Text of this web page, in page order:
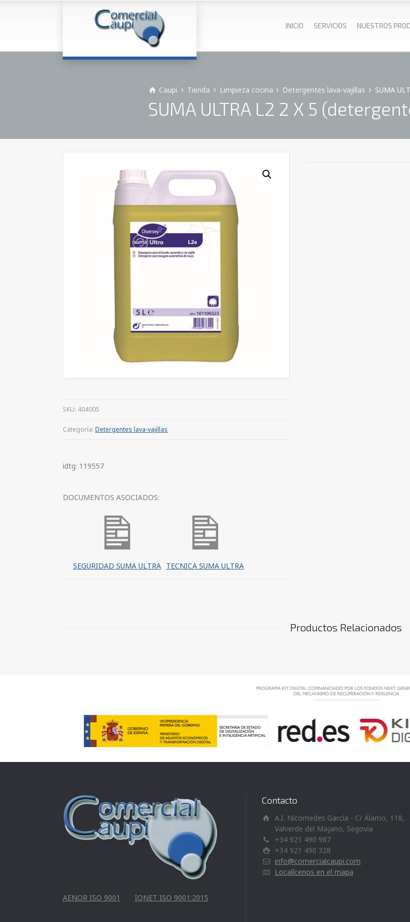
INICIO SERVICIOS NUESTROS
Caupi Tienda Limpieza cocina Detergentes lava-vajillas SUMA
SUMA ULTRA L2 2 X 5
SKU: 404005
Categoría: Detergentes lava-vajillas
idtg: 119557
DOCUMENTOS ASOCIADOS:
SEGURIDAD SUMA ULTRA TECNICA SUMA ULTRA
Productos Relacionados
AENOR ISO 9001 IQNET ISO 9001:2015
Contacto
A.I. Nicomedes García - C/ Álamo, 118,
Valverde del Majano, Segovia
+34 921 490 987
+34 921 490 328
info@comercialcaupi.com
Localícenos en el mapa